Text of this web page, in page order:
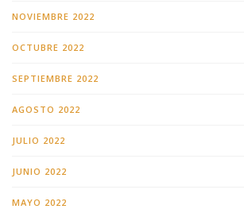
NOVIEMBRE 2022
OCTUBRE 2022
SEPTIEMBRE 2022
AGOSTO 2022
JULIO 2022
JUNIO 2022
MAYO 2022